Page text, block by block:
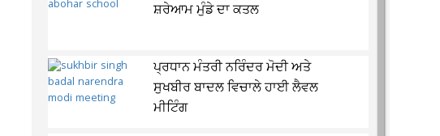
ਸ਼ਰੇਆਮ ਮੁੰਡੇ ਦਾ ਕਤਲ
ਪ੍ਰਧਾਨ ਮੰਤਰੀ ਨਰਿੰਦਰ ਮੋਦੀ ਅਤੇ
ਸੁਖਬੀਰ ਬਾਦਲ ਵਿਚਾਲੇ ਹਾਈ ਲੈਵਲ
ਮੀਟਿੰਗ